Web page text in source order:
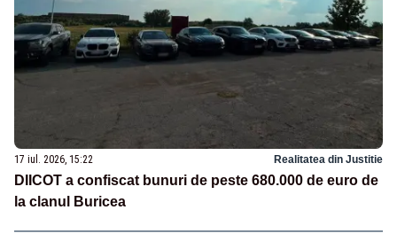
17 iul. 2026, 15:22 Realitatea din Justitie
DIICOT a confiscat bunuri de peste 680.000 de euro de
la clanul Buricea